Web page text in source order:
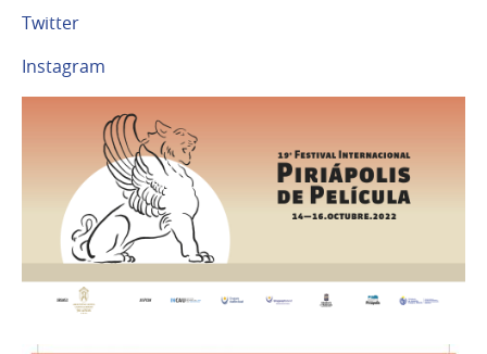
Twitter
Instagram